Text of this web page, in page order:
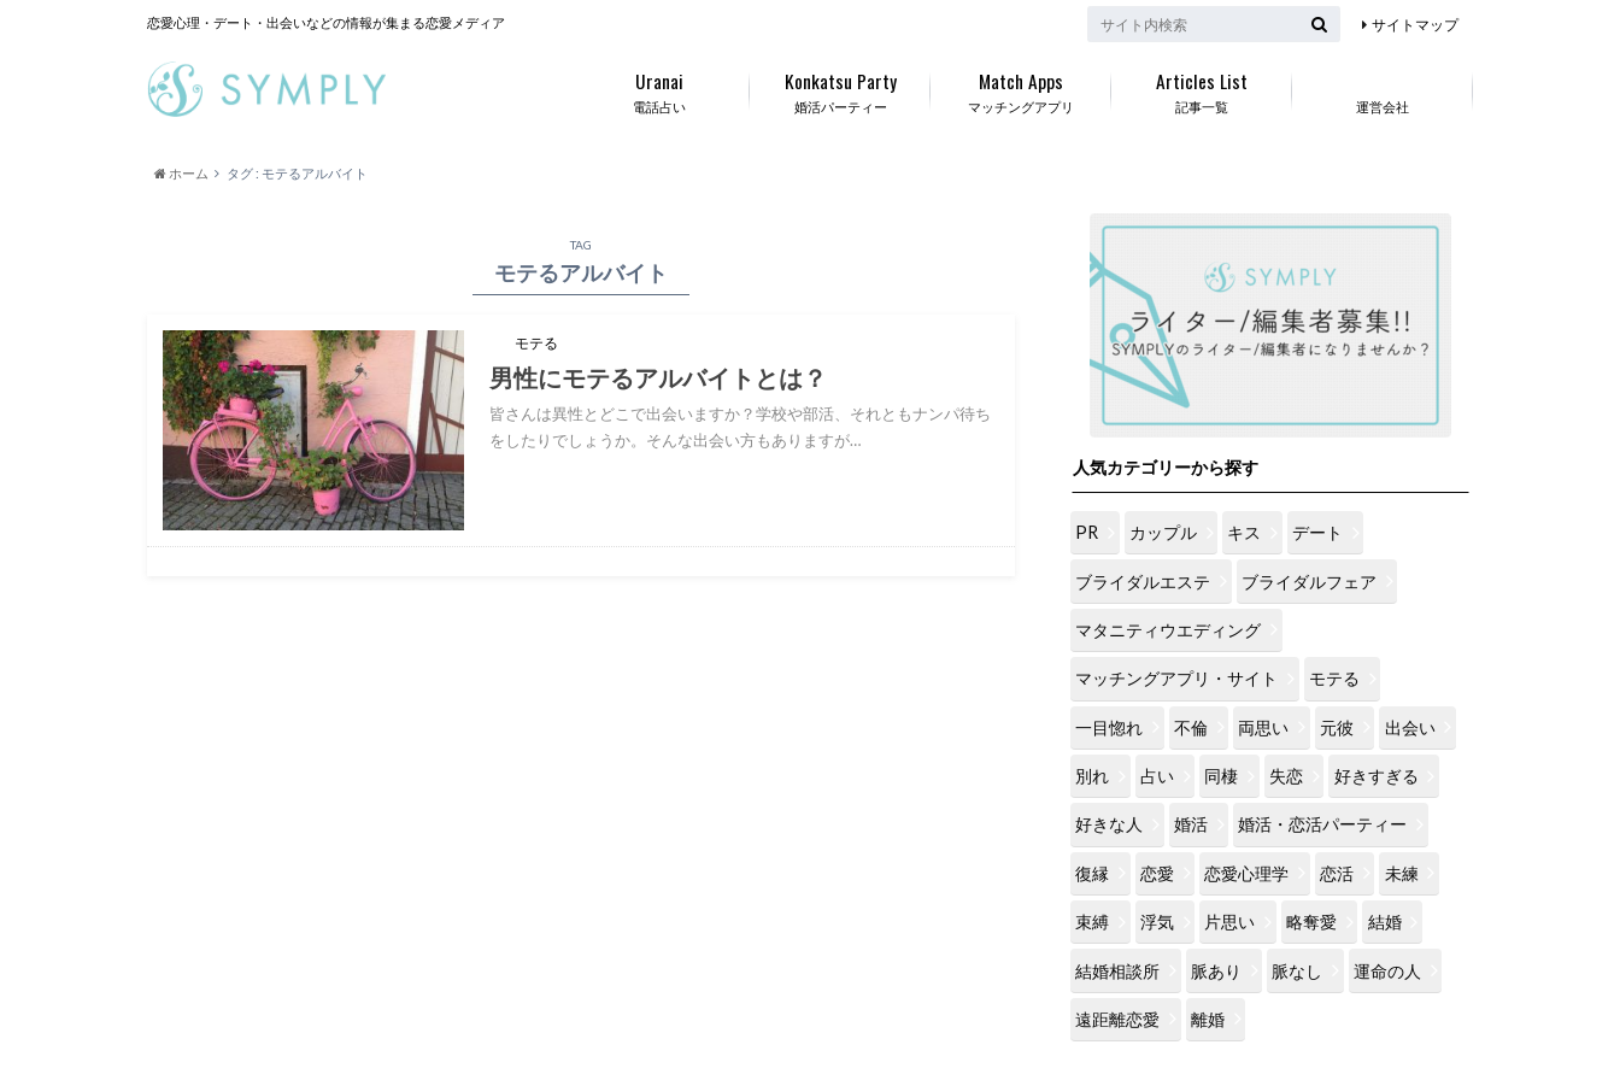
恋愛心理・デート・出会いなどの情報が集まる恋愛メディア サイトマップ
電話占い
Uranai
婚活パーティー
Konkatsu Party
マッチングアプリ
Match Apps
記事一覧
Articles List
運営会社
ホーム タグ : モテるアルバイト
TAG
モテるアルバイト
モテる
男性にモテるアルバイトとは？
皆さんは異性とどこで出会いますか？学校や部活、それともナンパ待ち
をしたりでしょうか。そんな出会い方もありますが…
人気カテゴリーから探す
PR カップル キス デート
ブライダルエステ ブライダルフェア
マタニティウエディング
マッチングアプリ・サイト モテる
一目惚れ 不倫 両思い 元彼 出会い
別れ 占い 同棲 失恋 好きすぎる
好きな人 婚活 婚活・恋活パーティー
復縁 恋愛 恋愛心理学 恋活 未練
束縛 浮気 片思い 略奪愛 結婚
結婚相談所 脈あり 脈なし 運命の人
遠距離恋愛 離婚